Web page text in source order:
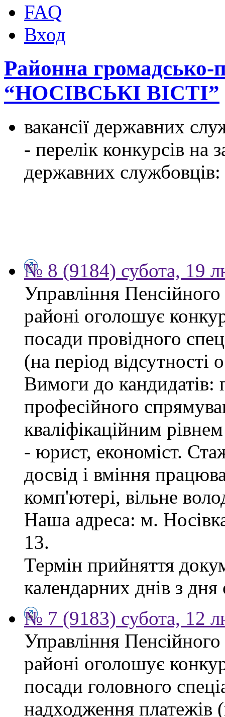
FAQ
Вход
Районна громадсько-
“НОСІВСЬКІ ВІСТІ”
вакансії державних
- перелік конкурсів на
державних службовців:
№ 8 (9184) субота, 19
Управління
районі оголошує
посади провідного
(на період відсутності
Вимоги до кандидатів:
професійного
кваліфікаційним
- юрист, економіст.
досвід і вміння
комп'ютері, вільне
Наша адреса: м.
13.
Термін прийняття
календарних днів з
№ 7 (9183) субота, 12
Управління
районі оголошує
посади головного
надходження платежів